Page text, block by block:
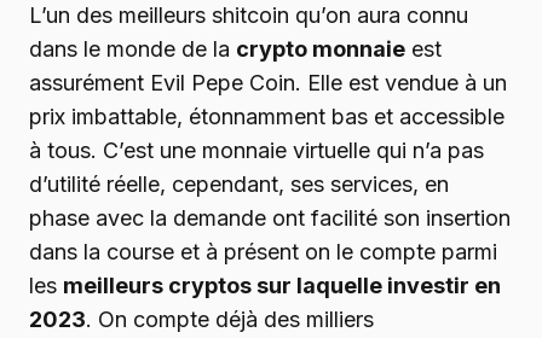
L’un des meilleurs shitcoin qu’on aura connu
dans le monde de la crypto monnaie est
assurément Evil Pepe Coin. Elle est vendue à un
prix imbattable, étonnamment bas et accessible
à tous. C’est une monnaie virtuelle qui n’a pas
d’utilité réelle, cependant, ses services, en
phase avec la demande ont facilité son insertion
dans la course et à présent on le compte parmi
les meilleurs cryptos sur laquelle investir en
2023. On compte déjà des milliers